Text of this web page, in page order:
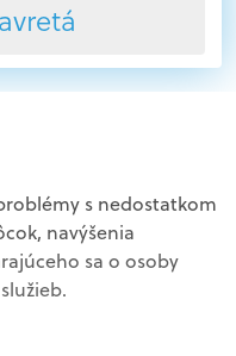
s nedostatkom
navýšenia
sa o osoby